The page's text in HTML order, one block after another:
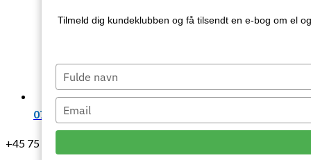
07:00 - 15:15
+45 75 64 18 99
Tilmeld dig kundeklubben og få tilsendt en e‑bog om el
Type
your
name
Type
your
email